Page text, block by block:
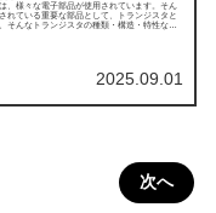
、様々な電子部品が使用されています。そん
れている重要な部品として、トランジスタと
そんなトランジスタの種類・構造・特性など
2025.09.01
次へ